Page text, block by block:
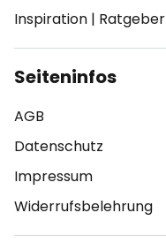
Inspiration | Ratgeber
Seiteninfos
AGB
Datenschutz
Impressum
Widerrufsbelehrung